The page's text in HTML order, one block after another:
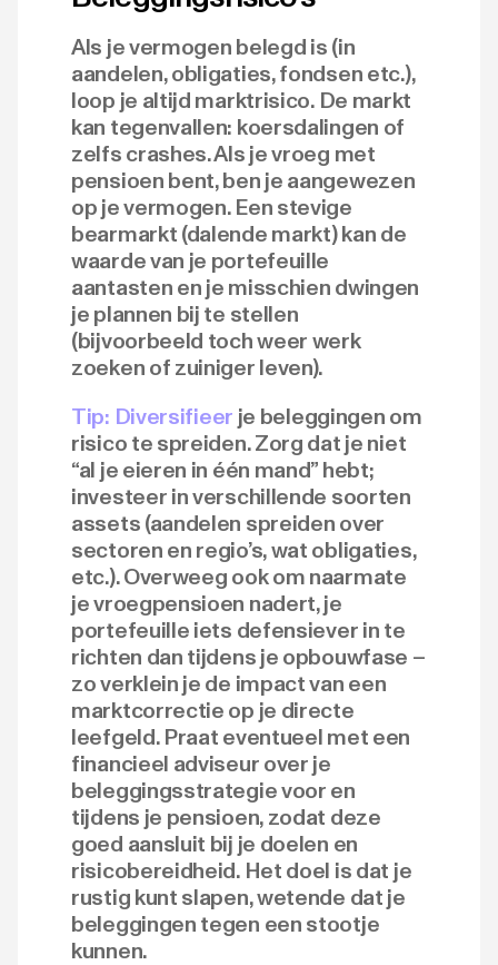
Als je vermogen belegd is (in
aandelen, obligaties, fondsen etc.),
loop je altijd marktrisico. De markt
kan tegenvallen: koersdalingen of
zelfs crashes. Als je vroeg met
pensioen bent, ben je aangewezen
op je vermogen. Een stevige
bearmarkt (dalende markt) kan de
waarde van je portefeuille
aantasten en je misschien dwingen
je plannen bij te stellen
(bijvoorbeeld toch weer werk
zoeken of zuiniger leven).
Tip: Diversifieer je beleggingen om
risico te spreiden. Zorg dat je niet
“al je eieren in één mand” hebt;
investeer in verschillende soorten
assets (aandelen spreiden over
sectoren en regio’s, wat obligaties,
etc.). Overweeg ook om naarmate
je vroegpensioen nadert, je
portefeuille iets defensiever in te
richten dan tijdens je opbouwfase –
zo verklein je de impact van een
marktcorrectie op je directe
leefgeld. Praat eventueel met een
financieel adviseur over je
beleggingsstrategie voor en
tijdens je pensioen, zodat deze
goed aansluit bij je doelen en
risicobereidheid. Het doel is dat je
rustig kunt slapen, wetende dat je
beleggingen tegen een stootje
kunnen.